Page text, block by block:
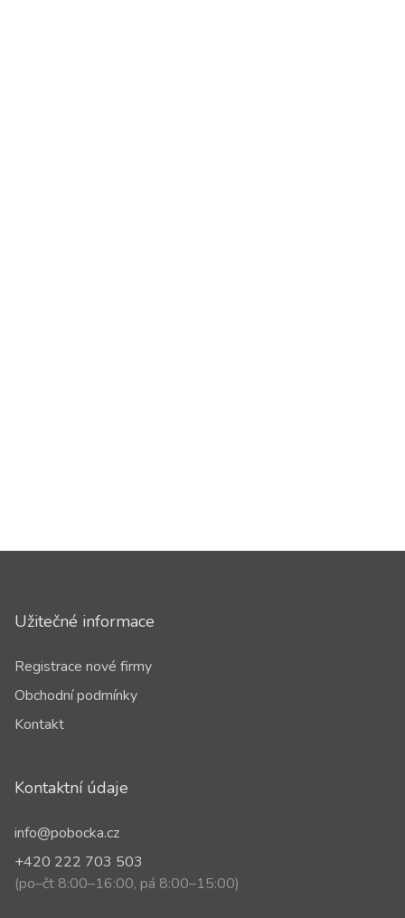
Užitečné informace
Registrace nové firmy
Obchodní podmínky
Kontakt
Kontaktní údaje
info@pobocka.cz
+420 222 703 503
(po–čt 8:00–16:00, pá 8:00–15:00)